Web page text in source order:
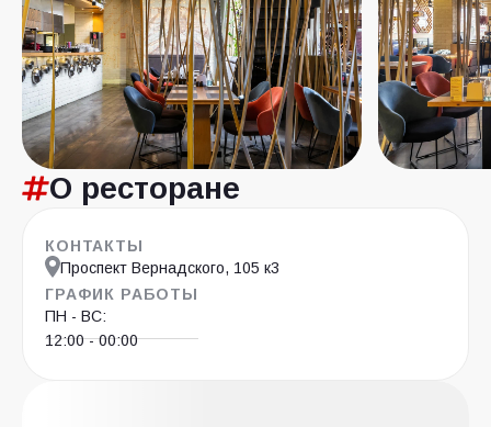
О ресторане
КОНТАКТЫ
Проспект Вернадского, 105 к3
ГРАФИК РАБОТЫ
ПН - ВС:
12:00 - 00:00